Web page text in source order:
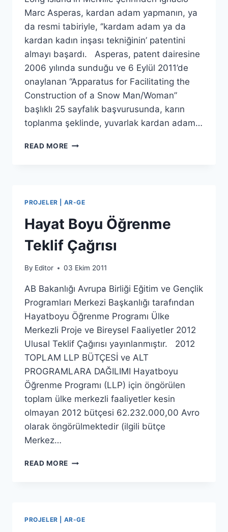
Marc Asperas, kardan adam yapmanın, ya
da resmi tabiriyle, ‘’kardam adam ya da
kardan kadın inşası tekniğinin’ patentini
almayı başardı. Asperas, patent dairesine
2006 yılında sunduğu ve 6 Eylül 2011’de
onaylanan “Apparatus for Facilitating the
Construction of a Snow Man/Woman”
başlıklı 25 sayfalık başvurusunda, karın
toplanma şeklinde, yuvarlak kardan adam…
READ MORE KARDAN
PROJELER | AR-GE
Hayat Boyu Öğrenme
Teklif Çağrısı
By Editor 03 Ekim 2011
AB Bakanlığı Avrupa Birliği Eğitim ve Gençlik
Programları Merkezi Başkanlığı tarafından
Hayatboyu Öğrenme Programı Ülke
Merkezli Proje ve Bireysel Faaliyetler 2012
Ulusal Teklif Çağırısı yayınlanmıştır. 2012
TOPLAM LLP BÜTÇESİ ve ALT
PROGRAMLARA DAĞILIMI Hayatboyu
Öğrenme Programı (LLP) için öngörülen
toplam ülke merkezli faaliyetler kesin
olmayan 2012 bütçesi 62.232.000,00 Avro
olarak öngörülmektedir (ilgili bütçe
Merkez…
READ MORE HAYAT
PROJELER | AR-GE